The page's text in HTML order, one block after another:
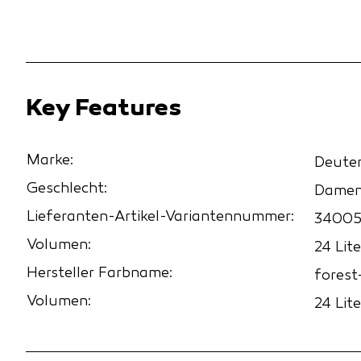
Key Features
Marke:
Geschlecht:
Lieferanten-Artikel-Variantennummer:
Volumen:
24
Hersteller Farbname:
Volumen:
24